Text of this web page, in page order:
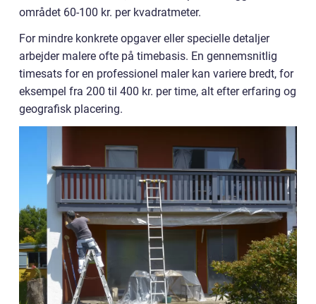
området 60-100 kr. per kvadratmeter.
For mindre konkrete opgaver eller specielle detaljer
arbejder malere ofte på timebasis. En gennemsnitlig
timesats for en professionel maler kan variere bredt, for
eksempel fra 200 til 400 kr. per time, alt efter erfaring og
geografisk placering.